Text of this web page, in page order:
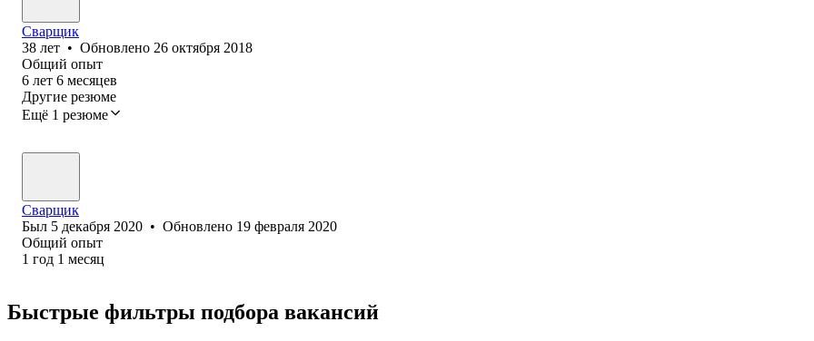
Сварщик
38 лет • Обновлено 26 октября 2018
Общий опыт
6 лет 6 месяцев
Другие резюме
Ещё 1 резюме
Сварщик
Был 5 декабря 2020 • Обновлено 19 февраля 2020
Общий опыт
1 год 1 месяц
Быстрые фильтры подбора вакансий